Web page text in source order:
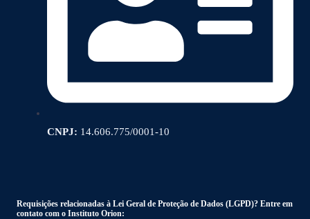
CNPJ: 14.606.775/0001-10
Requisições relacionadas à Lei Geral de Proteção de Dados (LGPD)? Entre em
contato com o Instituto Orion: